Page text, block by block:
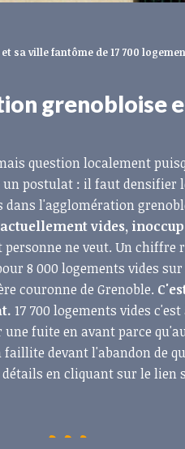
sa ville fantôme de 17 700
grenobloise
question localement
un postulat : il faut
dans l'agglomération
vides,
ne veut. Un chiffre
8 000 logements vides
couronne de Grenoble.
17 700 logements vides
une fuite en avant parce
faillite devant l'abandon de
en cliquant sur le lien